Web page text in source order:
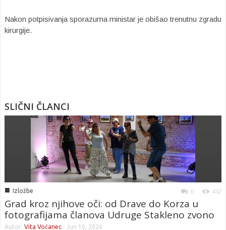
Nakon potpisivanja sporazuma ministar je obišao trenutnu zgradu
kirurgije.
SLIČNI ČLANCI
■ Izložbe 0 432
Grad kroz njihove oči: od Drave do Korza u
fotografijama članova Udruge Stakleno zvono
Autor: Vita Voćanec - Jun 10, 2026